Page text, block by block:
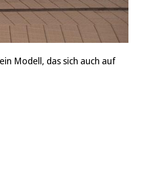
Modell, das sich auch auf